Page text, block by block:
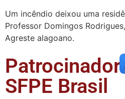
Um incêndio deixou uma
Professor Domingos
Agreste alagoano.
SFPE Brasil